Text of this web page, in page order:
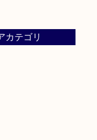
カテゴリ